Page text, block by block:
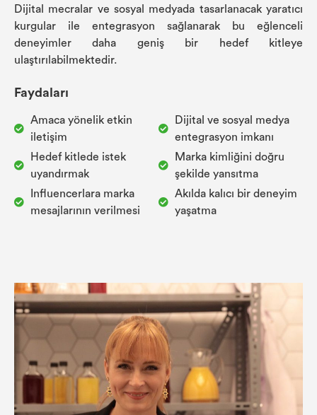
Dijital mecralar ve sosyal medyada tasarlanacak yaratıcı
kurgular ile entegrasyon sağlanarak bu eğlenceli
deneyimler daha geniş bir hedef kitleye
ulaştırılabilmektedir.
Faydaları
Amaca yönelik etkin
iletişim
Hedef kitlede istek
uyandırmak
Influencerlara marka
mesajlarının verilmesi
Dijital ve sosyal medya
entegrasyon imkanı
Marka kimliğini doğru
şekilde yansıtma
Akılda kalıcı bir deneyim
yaşatma